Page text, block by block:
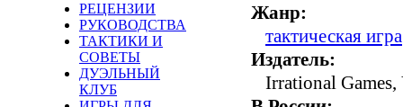
РЕЦЕНЗИИ
РУКОВОДСТВА
ТАКТИКИ И
СОВЕТЫ
ДУЭЛЬНЫЙ
КЛУБ
Жанр:
тактическая игра
Издатель:
Irrational